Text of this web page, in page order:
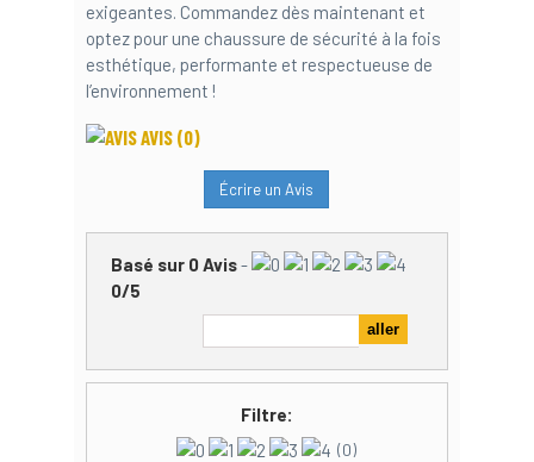
exigeantes. Commandez dès maintenant et
optez pour une chaussure de sécurité à la fois
esthétique, performante et respectueuse de
l’environnement !
AVIS (0)
Écrire un Avis
Basé sur 0Avis-
0/5
Filtre:
(0)